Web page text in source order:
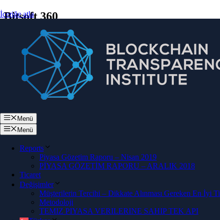
İçeriğe atla
Menü
Menü
Reports
Piyasa Gözetim Raporu – Nisan 2019
PİYASA GÖZETİM RAPORU – ARALIK 2018
Ticaret
Değişimler
Müşterilerin Tercihi – Dikkate Alınması Gereken En İyi
Metodoloji
TEMIZ PIYASA VERILERINE SAHIP TEK API
Bitsoft 360
profesyoneller gi̇bi̇ kri̇pto yatirimi yapin,
Bitsoft360 – Dünya standartlarında AI
Soyadı
mu demek istediniz? Yer değiştirmek
güvenli kayıt
BIT SOFT 360 PRO 2.0 YENILIKÇI